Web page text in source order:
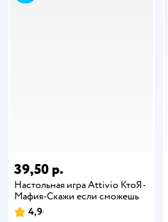
39,50 р.
Настольная игра Attivio КтоЯ-
Мафия-Скажи если сможешь
4,9